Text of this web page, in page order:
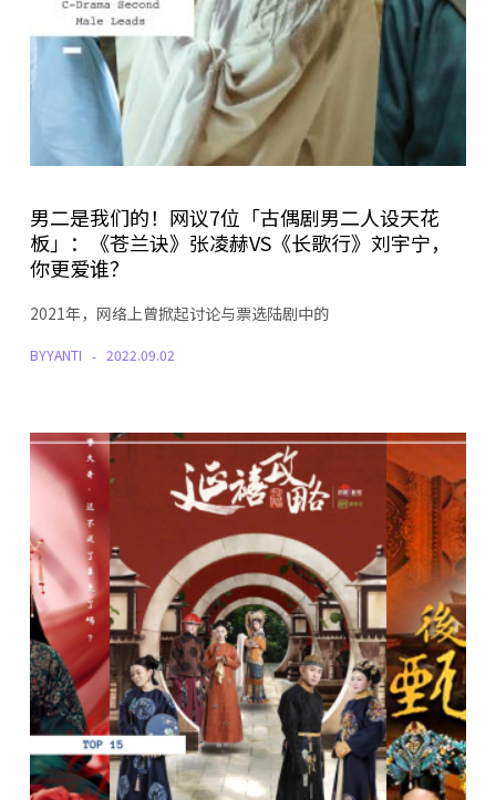
男二是我们的！网议7位「古偶剧男二人设天花
板」：《苍兰诀》张凌赫VS《长歌行》刘宇宁，
你更爱谁？
2021年，网络上曾掀起讨论与票选陆剧中的
BYYANTI 2022.09.02